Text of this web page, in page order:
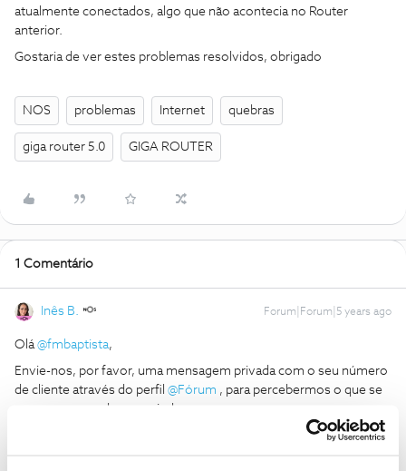
atualmente conectados, algo que não acontecia no Router
anterior.
Gostaria de ver estes problemas resolvidos, obrigado
NOS problemas Internet quebras
giga router 5.0 GIGA ROUTER
1 Comentário
Inês B. Forum|Forum|5 years ago
Olá@fmbaptista,
Envie-nos, por favor, uma mensagem privada com o seu número
de cliente através do perfil @Fórum , para percebermos o que se
passa e para podermos ajudar.